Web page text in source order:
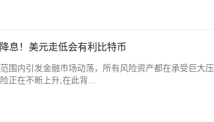
息！美元走低会有利比特币
围内引发金融市场动荡，所有风险资产都在承受巨大压
正在不断上升,在此背…